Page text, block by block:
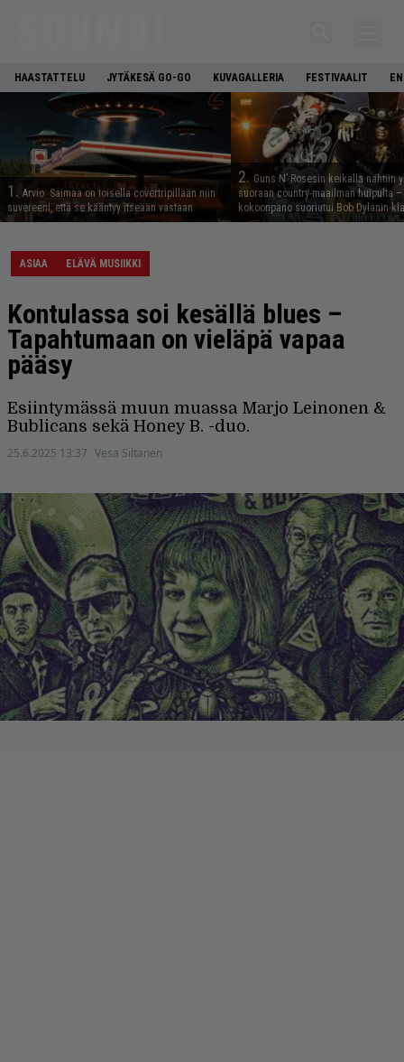
HAASTATTELU JYTÄKESÄ GO-GO KUVAGALLERIA FESTIVAALIT
1. Arvio: Saimaa on toisella covertripillään niin
suvereeni, että se kääntyy itseään vastaan
2. Guns N’ Rosesin keikalla nähtiin
suoraan country-maailman huipulta
kokoonpano suoriutui Bob Dylanin
ASIAA ELÄVÄ MUSIIKKI
Kontulassa soi kesällä blues –
Tapahtumaan on vieläpä vapaa
pääsy
Esiintymässä muun muassa Marjo Leinonen &
Bublicans sekä Honey B. -duo.
25.6.2025 13:37 Vesa Siltanen